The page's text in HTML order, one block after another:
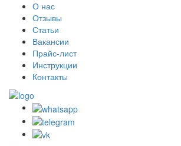
О нас
Отзывы
Статьи
Вакансии
Прайс-лист
Инструкции
Контакты